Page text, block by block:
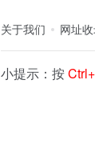
关于我们 网址
小提示：按